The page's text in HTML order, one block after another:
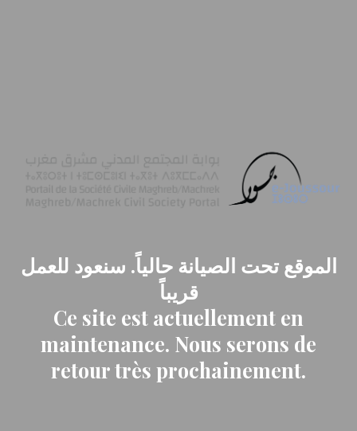
الموقع تحت الصيانة حالياً. سنعود للعمل
قريباً
Ce site est actuellement en
maintenance. Nous serons de
retour très prochainement.